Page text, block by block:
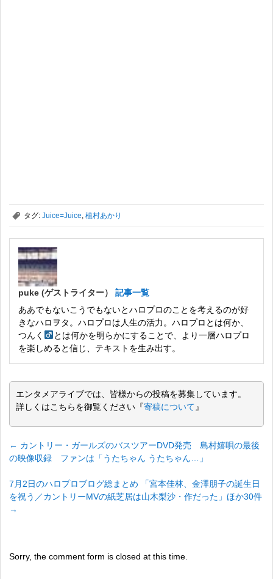
, タグ: Juice=Juice, 植村あかり
puke (ゲストライター） 記事一覧
ああでもないこうでもないとハロプロのことを考えるのが好
きなハロヲタ。ハロプロは人生の活力。ハロプロとは何か、
つんく
とは何かを明らかにすることで、より一層ハロプロ
を楽しめると信じ、テキストを生み出す。
エンタメアライブでは、皆様からの投稿を募集しています。
詳しくはこちらを御覧ください『寄稿について 』
← カントリー・ガールズのバスツアーDVD発売 島村嬉唄の最後
の映像収録 ファンは「うたちゃん うたちゃん…」
7月2日のハロプロブログ総まとめ 「宮本佳林、金澤朋子の誕生日
を祝う／カントリーMVの紙芝居は山木梨沙・作だった」ほか30件
→
Sorry, the comment form is closed at this time.